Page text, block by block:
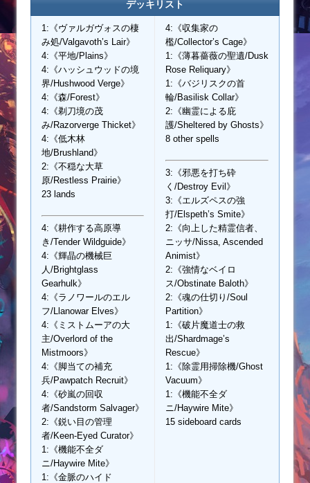
デッキリスト
1:《ヴァルガヴォスの棲
み処/Valgavoth’s Lair》
4:《平地/Plains》
4:《ハッシュウッドの境
界/Hushwood Verge》
4:《森/Forest》
4:《剃刀境の茂
み/Razorverge Thicket》
4:《低木林
地/Brushland》
2:《不穏な大草
原/Restless Prairie》
23 lands
4:《耕作する高原導
き/Tender Wildguide》
4:《輝晶の機械巨
人/Brightglass
Gearhulk》
4:《ラノワールのエル
フ/Llanowar Elves》
4:《ミストムーアの大
主/Overlord of the
Mistmoors》
4:《脚当ての補充
兵/Pawpatch Recruit》
4:《砂嵐の回収
者/Sandstorm Salvager》
2:《鋭い目の管理
者/Keen-Eyed Curator》
1:《機能不全ダ
ニ/Haywire Mite》
1:《金脈のハイド
4:《収集家の
檻/Collector’s Cage》
1:《薄暮薔薇の聖遺/Dusk
Rose Reliquary》
1:《バジリスクの首
輪/Basilisk Collar》
2:《幽霊による庇
護/Sheltered by Ghosts》
8 other spells
3:《邪悪を打ち砕
く/Destroy Evil》
3:《エルズペスの強
打/Elspeth’s Smite》
2:《向上した精霊信者、
ニッサ/Nissa, Ascended
Animist》
2:《強情なベイロ
ス/Obstinate Baloth》
2:《魂の仕切り/Soul
Partition》
1:《破片魔道士の救
出/Shardmage’s
Rescue》
1:《除霊用掃除機/Ghost
Vacuum》
1:《機能不全ダ
ニ/Haywire Mite》
15 sideboard cards